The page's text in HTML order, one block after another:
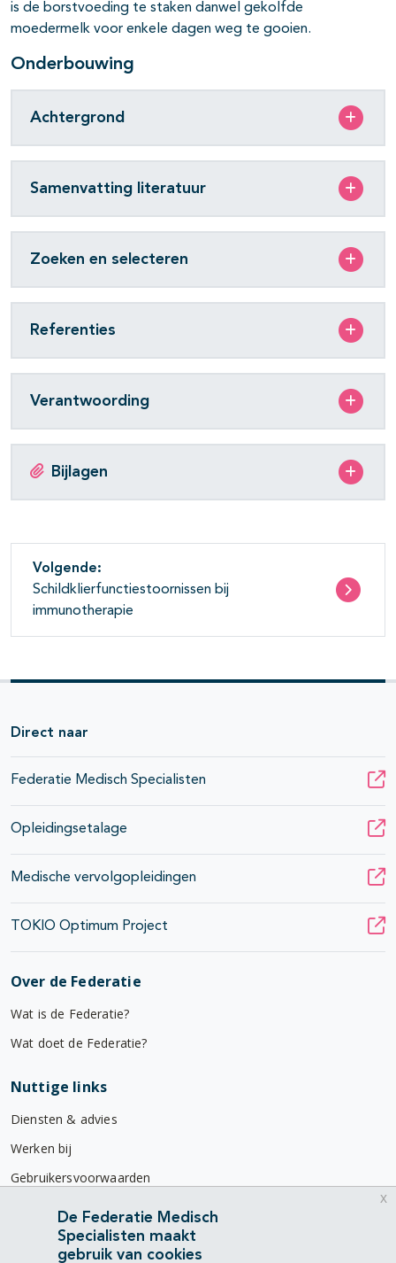
is de borstvoeding te staken danwel gekolfde
moedermelk voor enkele dagen weg te gooien.
Onderbouwing
Achtergrond
Samenvatting literatuur
Zoeken en selecteren
Referenties
Verantwoording
Bijlagen
Volgende:
Schildklierfunctiestoornissen bij
immunotherapie
Direct naar
Federatie Medisch Specialisten
Opleidingsetalage
Medische vervolgopleidingen
TOKIO Optimum Project
Over de Federatie
Wat is de Federatie?
Wat doet de Federatie?
Nuttige links
Diensten & advies
Werken bij
Gebruikersvoorwaarden
Privacyverklaring
Contact
De Federatie Medisch
Specialisten maakt
gebruik van cookies
x